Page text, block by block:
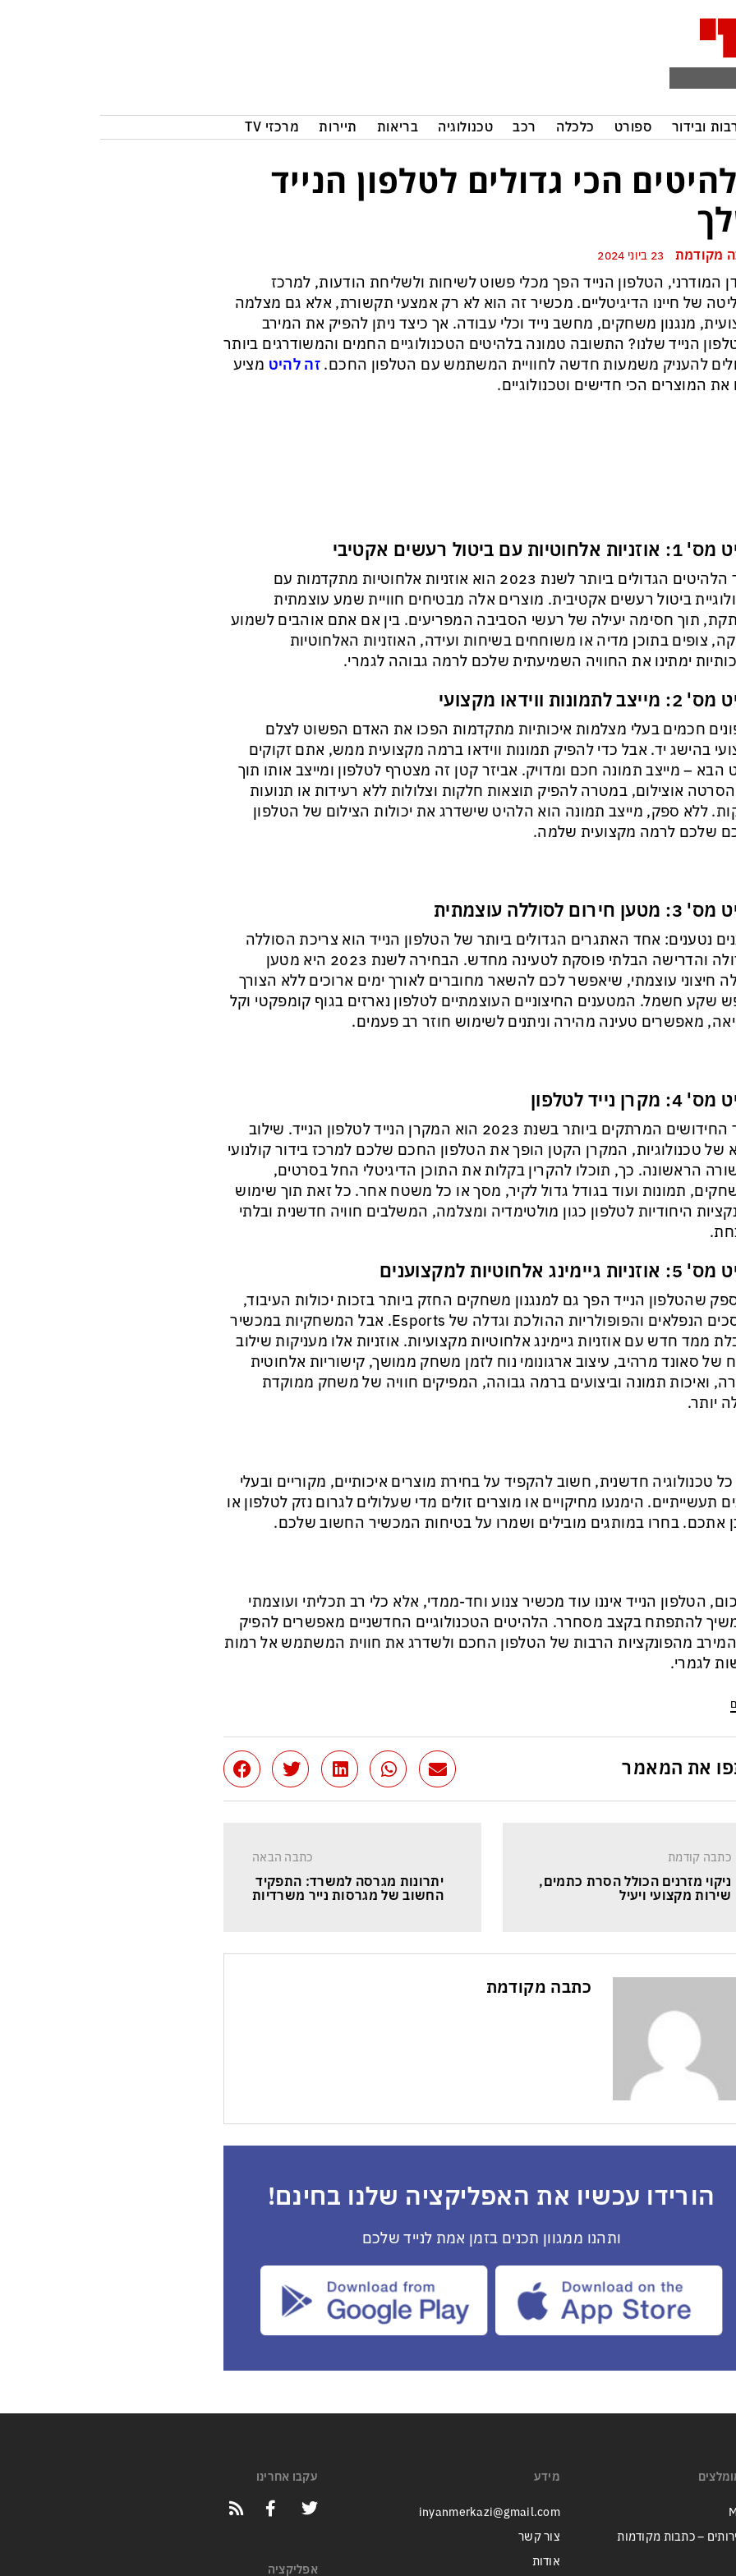
ובידור ספורט כלכלה רכב טכנולוגיה בריאות תיירות מרכזי TV
הכי גדולים לטלפון הנייד
מקודמת
המודרני, הטלפון הנייד הפך מכלי פשוט לשיחות ולשליחת הודעות, למרכז
של חיינו הדיגיטליים. מכשיר זה הוא לא רק אמצעי תקשורת, אלא גם מצלמה
מנגנון משחקים, מחשב נייד וכלי עבודה. אך כיצד ניתן להפיק את המירב
הנייד שלנו? התשובה טמונה בלהיטים הטכנולוגיים החמים והמשודרגים ביותר
להעניק משמעות חדשה לחוויית המשתמש עם הטלפון החכם. זה להיט מציע
המוצרים הכי חדישים וטכנולוגיים.
עם ביטול רעשים אקטיבי
אחד הלהיטים הגדולים ביותר לשנת 2023 הוא אוזניות אלחוטיות מתקדמות עם
ביטול רעשים אקטיבית. מוצרים אלה מבטיחים חוויית שמע עוצמתית
תוך חסימה יעילה של רעשי הסביבה המפריעים. בין אם אתם אוהבים לשמוע
צופים בתוכן מדיה או משוחחים בשיחות ועידה, האוזניות האלחוטיות
ימתינו את החוויה השמיעתית שלכם לרמה גבוהה לגמרי.
לתמונות ווידאו מקצועי
חכמים בעלי מצלמות איכותיות מתקדמות הפכו את האדם הפשוט לצלם
בהישג יד. אבל כדי להפיק תמונות ווידאו ברמה מקצועית ממש, אתם זקוקים
הבא – מייצב תמונה חכם ומדויק. אביזר קטן זה מצטרף לטלפון ומייצב אותו תוך
הסרטה אוצילום, במטרה להפיק תוצאות חלקות וצלולות ללא רעידות או תנועות
ללא ספק, מייצב תמונה הוא הלהיט שישדרג את יכולות הצילום של הטלפון
שלכם לרמה מקצועית שלמה.
חירום לסוללה עוצמתית
נטענים: אחד האתגרים הגדולים ביותר של הטלפון הנייד הוא צריכת הסוללה
הגדולה והדרישה הבלתי פוסקת לטעינה מחדש. הבחירה לשנת 2023 היא מטען
חיצוני עוצמתי, שיאפשר לכם להשאר מחוברים לאורך ימים ארוכים ללא הצורך
שקע חשמל. המטענים החיצוניים העוצמתיים לטלפון נארזים בגוף קומפקטי וקל
מאפשרים טעינה מהירה וניתנים לשימוש חוזר רב פעמים.
נייד לטלפון
אחד החידושים המרתקים ביותר בשנת 2023 הוא המקרן הנייד לטלפון הנייד. שילוב
של טכנולוגיות, המקרן הקטן הופך את הטלפון החכם שלכם למרכז בידור קולנועי
הראשונה. כך, תוכלו להקרין בקלות את התוכן הדיגיטלי החל בסרטים,
תמונות ועוד בגודל גדול לקיר, מסך או כל משטח אחר. כל זאת תוך שימוש
היחודיות לטלפון כגון מולטימדיה ומצלמה, המשלבים חוויה חדשנית ובלתי
גיימינג אלחוטיות למקצוענים
שהטלפון הנייד הפך גם למנגנון משחקים החזק ביותר בזכות יכולות העיבוד,
המסכים הנפלאים והפופולריות ההולכת וגדלה של Esports. אבל המשחקיות במכשיר
ממד חדש עם אוזניות גיימינג אלחוטיות מקצועיות. אוזניות אלו מעניקות שילוב
של סאונד מרהיב, עיצוב ארגונומי נוח לזמן משחק ממושך, קישוריות אלחוטית
ואיכות תמונה וביצועים ברמה גבוהה, המפיקים חוויה של משחק ממוקדת
יותר.
טכנולוגיה חדשנית, חשוב להקפיד על בחירת מוצרים איכותיים, מקוריים ובעלי
תעשייתיים. הימנעו מחיקויים או מוצרים זולים מדי שעלולים לגרום נזק לטלפון או
אתכם. בחרו במותגים מובילים ושמרו על בטיחות המכשיר החשוב שלכם.
הטלפון הנייד איננו עוד מכשיר צנוע וחד-ממדי, אלא כלי רב תכליתי ועוצמתי
להתפתח בקצב מסחרר. הלהיטים הטכנולוגיים החדשניים מאפשרים להפיק
מהפונקציות הרבות של הטלפון החכם ולשדרג את חווית המשתמש אל רמות
לגמרי.
את המאמר
כתבה קודמת
ניקוי מזרנים הכולל הסרת כתמים,
שירות מקצועי ויעיל
כתבה הבאה
יתרונות מגרסה למשרד: התפקיד
החשוב של מגרסות נייר משרדיות
כתבה מקודמת
הורידו עכשיו את האפליקציה שלנו בחינם!
ותהנו ממגוון תכנים בזמן אמת לנייד שלכם
– כתבות מקודמות
מידע
inyanmerkazi@gmail.com
צור קשר
אודות
עקבו אחרינו
אפליקציה